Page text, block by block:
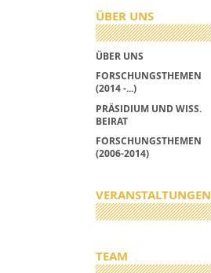
ÜBER UNS
ÜBER UNS
FORSCHUNGSTHEMEN
(2014 -...)
PRÄSIDIUM UND WISS.
BEIRAT
FORSCHUNGSTHEMEN
(2006-2014)
VERANSTALTUNGEN
TEAM